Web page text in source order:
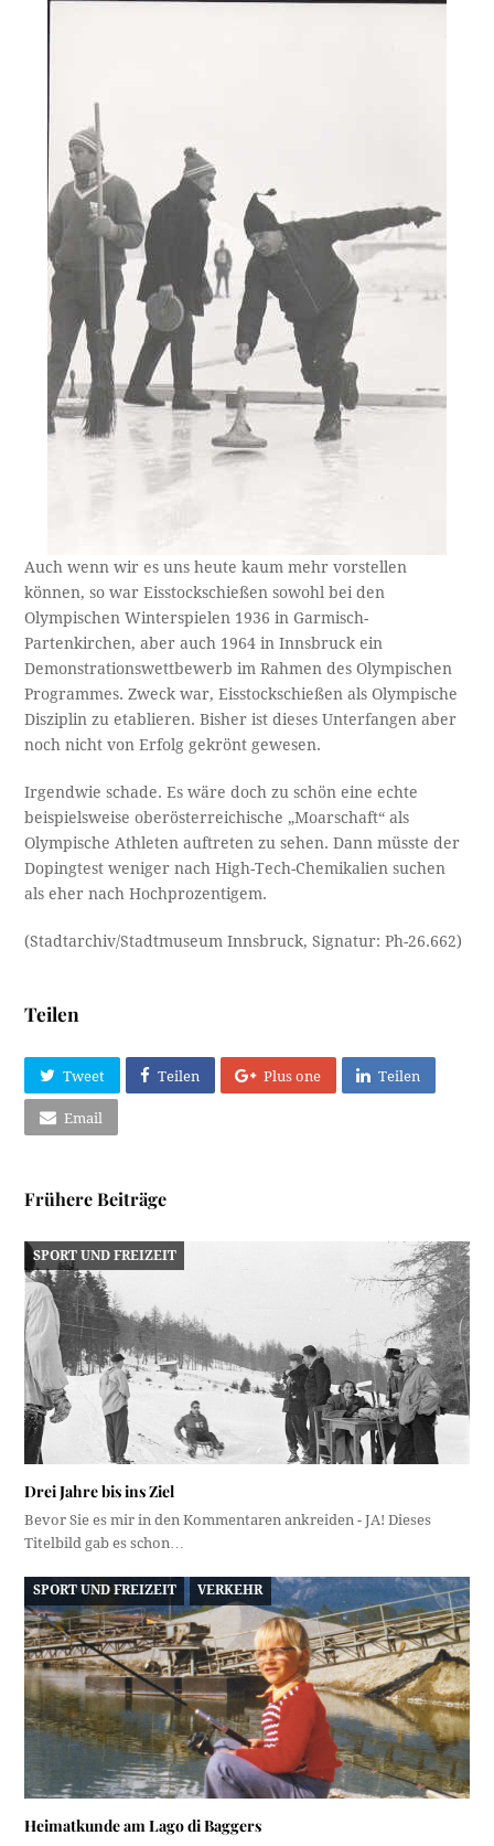
Auch wenn wir es uns heute kaum mehr vorstellen
können, so war Eisstockschießen sowohl bei den
Olympischen Winterspielen 1936 in Garmisch-
Partenkirchen, aber auch 1964 in Innsbruck ein
Demonstrationswettbewerb im Rahmen des Olympischen
Programmes. Zweck war, Eisstockschießen als Olympische
Disziplin zu etablieren. Bisher ist dieses Unterfangen aber
noch nicht von Erfolg gekrönt gewesen.
Irgendwie schade. Es wäre doch zu schön eine echte
beispielsweise oberösterreichische „Moarschaft“ als
Olympische Athleten auftreten zu sehen. Dann müsste der
Dopingtest weniger nach High-Tech-Chemikalien suchen
als eher nach Hochprozentigem.
(Stadtarchiv/Stadtmuseum Innsbruck, Signatur: Ph-26.662)
Teilen
Tweet Teilen Plus one Teilen
Email
Frühere Beiträge
SPORT UND FREIZEIT
Drei Jahre bis ins Ziel
Bevor Sie es mir in den Kommentaren ankreiden - JA! Dieses
Titelbild gab es schon…
SPORT UND FREIZEIT VERKEHR
Heimatkunde am Lago di Baggers